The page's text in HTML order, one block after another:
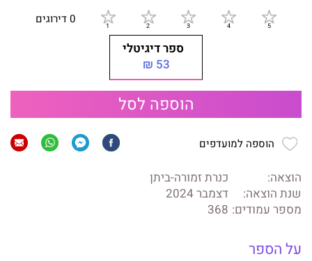
0 דירוגים
ספר דיגיטלי
53 ₪
הוספה לסל
הוספה למועדפים
הוצאה:
כנרת זמורה-ביתן
שנת הוצאה:
דצמבר 2024
מספר עמודים: 368
על הספר